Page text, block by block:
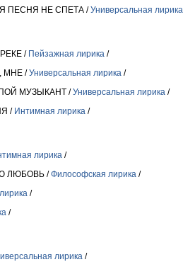
ПЕСНЯ НЕ СПЕТА /Универсальная лирика
/ Пейзажная лирика /
МНЕ /Универсальная лирика /
МУЗЫКАНТ /Универсальная лирика /
/ Интимная лирика /
лирика /
ЛЮБОВЬ /Философская лирика /
/
/
лирика /